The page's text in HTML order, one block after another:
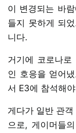
이 변경되는 바
들지 못하게 되
니다.
거기에 코로나
인 호응을 얻어
서 E3에 참석해
게다가 일반 관
으로, 게이머들